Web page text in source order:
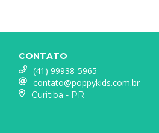
CONTATO
(41) 99938-5965
contato@poppykids.com.br
Curitiba - PR